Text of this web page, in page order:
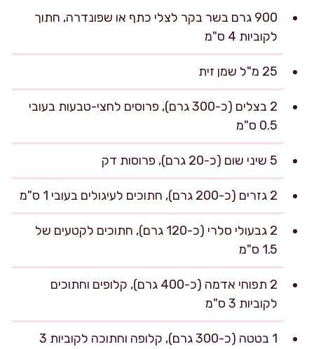
900 גרם בשר בקר לצלי כתף או שפונדרה, חתוך
לקוביות 4 ס"מ
25 מ"ל שמן זית
2 בצלים (כ-300 גרם), פרוסים לחצי-טבעות בעובי
0.5 ס"מ
5 שיני שום (כ-20 גרם), פרוסות דק
2 גזרים (כ-200 גרם), חתוכים לעיגולים בעובי 1 ס"מ
2 גבעולי סלרי (כ-120 גרם), חתוכים לקטעים של
1.5 ס"מ
2 תפוחי אדמה (כ-400 גרם), קלופים וחתוכים
לקוביות 3 ס"מ
1 בטטה (כ-300 גרם), קלופה וחתוכה לקוביות 3